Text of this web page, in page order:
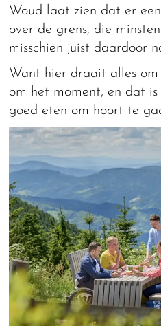
Woud laat zien dat er
over de grens, die
misschien juist daardoor
Want hier draait alles
om het moment, en dat
goed eten om hoort te